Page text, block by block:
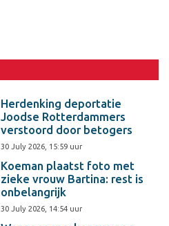
Herdenking deportatie
Joodse Rotterdammers
verstoord door betogers
30 July 2026, 15:59 uur
Koeman plaatst foto met
zieke vrouw Bartina: rest is
onbelangrijk
30 July 2026, 14:54 uur